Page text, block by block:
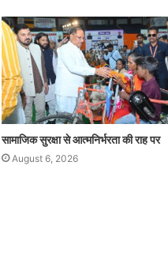
सामाजिक सुरक्षा से आत्मनिर्भरता की राह पर
August 6, 2026